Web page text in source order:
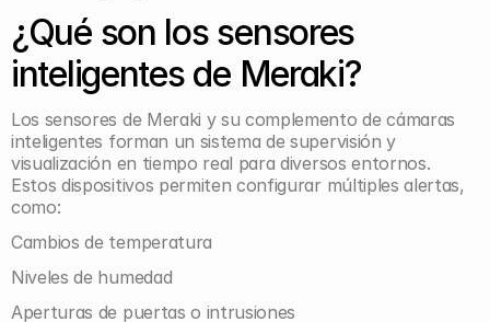
¿Qué son los sensores
inteligentes de Meraki?
Los sensores de Meraki y su complemento de cámaras
inteligentes forman un sistema de supervisión y
visualización en tiempo real para diversos entornos.
Estos dispositivos permiten configurar múltiples alertas,
como:
Cambios de temperatura
Niveles de humedad
Aperturas de puertas o intrusiones